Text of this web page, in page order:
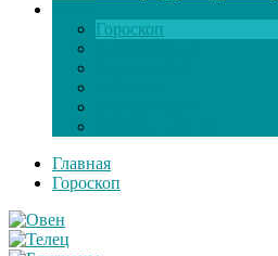
Гороскоп
Главная
Гороскоп